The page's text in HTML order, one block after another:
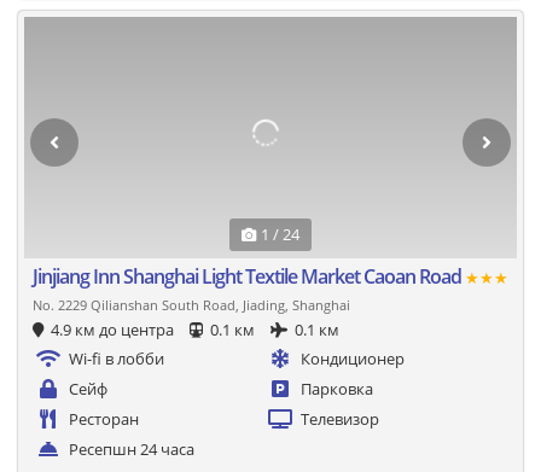
1 / 24
Jinjiang Inn Shanghai Light Textile Market Caoan Road ★★★
No. 2229 Qilianshan South Road, Jiading, Shanghai
4.9 км до центра 0.1 км
0.1 км
Wi-fi в лобби
Кондиционер
Сейф
Парковка
Ресторан
Телевизор
Ресепшн 24 часа